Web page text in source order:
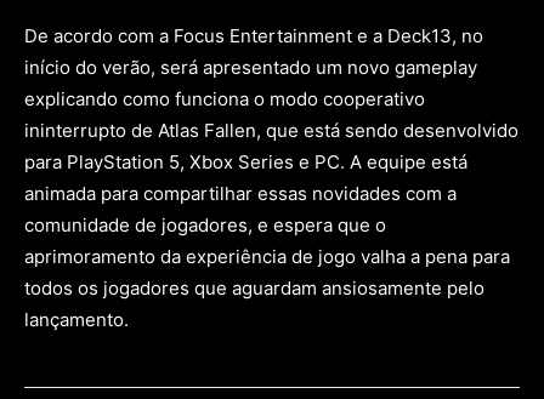
De acordo com a Focus Entertainment e a Deck13, no
início do verão, será apresentado um novo gameplay
explicando como funciona o modo cooperativo
ininterrupto de Atlas Fallen, que está sendo desenvolvido
para PlayStation 5, Xbox Series e PC. A equipe está
animada para compartilhar essas novidades com a
comunidade de jogadores, e espera que o
aprimoramento da experiência de jogo valha a pena para
todos os jogadores que aguardam ansiosamente pelo
lançamento.